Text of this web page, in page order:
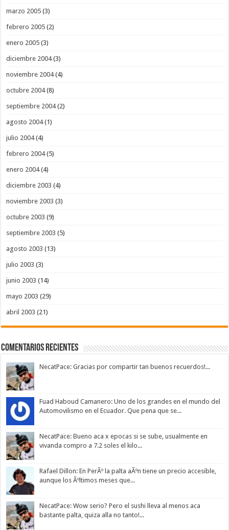
marzo 2005 (3)
febrero 2005 (2)
enero 2005 (3)
diciembre 2004(3)
noviembre 2004(4)
octubre 2004(8)
septiembre 2004(2)
agosto 2004(1)
julio 2004(4)
febrero 2004(5)
enero 2004(4)
diciembre 2003 (4)
noviembre 2003 (3)
octubre 2003 (9)
septiembre 2003 (5)
agosto 2003 (13)
julio 2003 (3)
junio 2003 (14)
mayo 2003 (29)
abril 2003 (21)
Comentarios Recientes
NecatPace: Gracias por compartir tan buenos recuerdos!...
Fuad Haboud Camanero: Uno de los grandes en el mundo del
Automovilismo en el Ecuador. Que pena que se...
NecatPace: Bueno aca x epocas si se sube, usualmente en
vivanda compro a 7.2 soles el kilo...
Rafael Dillon: En PerÃº la palta aÃºn tiene un precio accesible,
aunque los Ãºltimos meses que...
NecatPace: Wow serio? Pero el sushi lleva al menos aca
bastante palta, quiza alla no tanto!...